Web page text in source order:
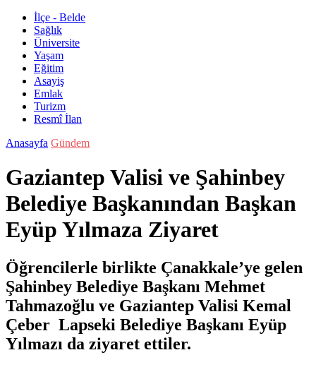
İlçe - Belde
Sağlık
Üniversite
Yaşam
Eğitim
Asayiş
Emlak
Turizm
Resmî İlan
Anasayfa Gündem
Gaziantep Valisi ve Şahinbey
Belediye Başkanından Başkan
Eyüp Yılmaza Ziyaret
Öğrencilerle birlikte Çanakkale’ye gelen
Şahinbey Belediye Başkanı Mehmet
Tahmazoğlu ve Gaziantep Valisi Kemal
Çeber Lapseki Belediye Başkanı Eyüp
Yılmazı da ziyaret ettiler.